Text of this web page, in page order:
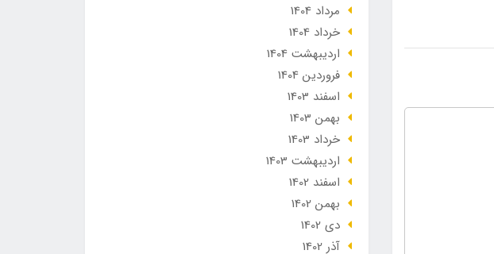
مرداد 1404
خرداد 1404
ارديبهشت 1404
فروردین 1404
اسفند 1403
بهمن 1403
خرداد 1403
ارديبهشت 1403
اسفند 1402
بهمن 1402
دی 1402
آذر 1402